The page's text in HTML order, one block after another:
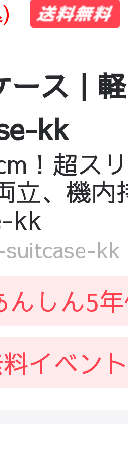
ス｜
kk
！超ス
立、機
kk
kk
んしん5
イベン